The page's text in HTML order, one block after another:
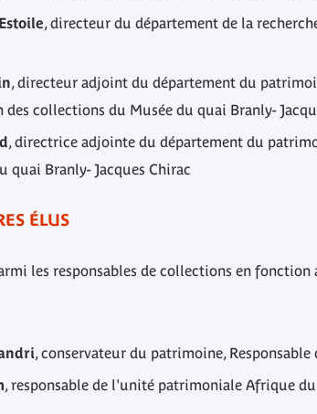
, directeur du département de la
, directeur adjoint du département du
des collections du Musée du quai Branly-
, directrice adjointe du département du
quai Branly- Jacques Chirac
ÉLUS
les responsables de collections en
, conservateur du patrimoine,
, responsable de l'unité patrimoniale Afrique